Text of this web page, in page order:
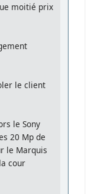
moitié prix
le client
le Sony
20 Mp de
le Marquis
cour